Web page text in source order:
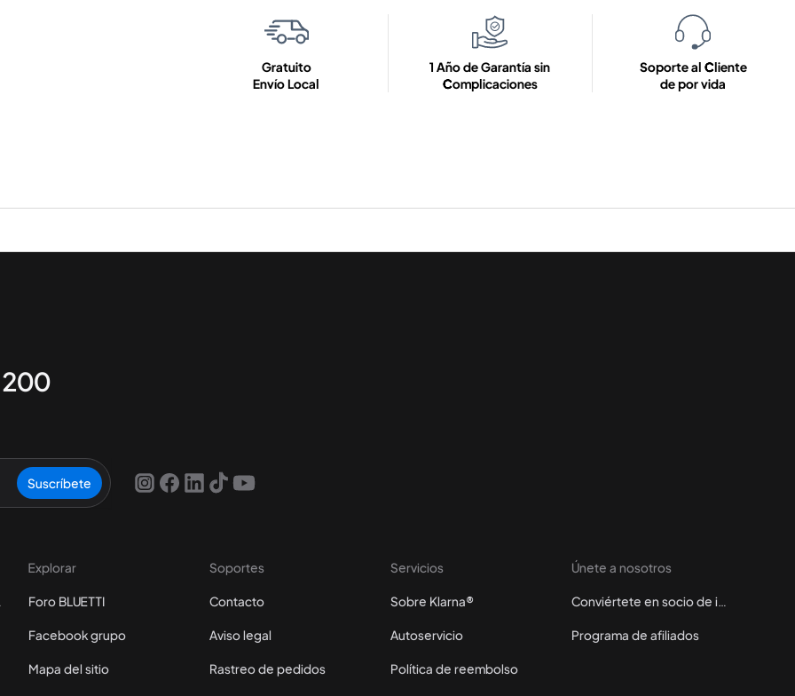
Gratuito
Envío Local
1 Año de Garantía sin
Complicaciones
Soporte al Cliente
de por vida
200
Suscríbete
Explorar
Foro BLUETTI
Facebook grupo
Mapa del sitio
Soportes
Contacto
Aviso legal
Rastreo de pedidos
Servicios
Sobre Klarna®
Autoservicio
Política de reembolso
Únete a nosotros
Conviértete en socio de instalación
Programa de afiliados